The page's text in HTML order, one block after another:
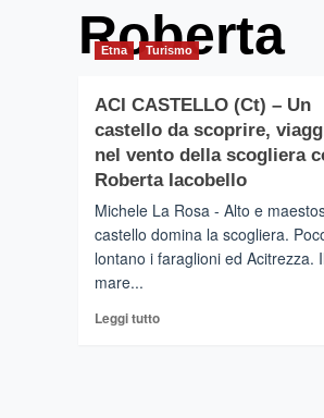
Roberta
Etna Turismo
ACI CASTELLO (Ct) – Un
castello da scoprire,
nel vento della scogliera
Roberta Iacobello
Michele La Rosa - Alto e
castello domina la scogliera.
lontano i faraglioni ed Acitrezza. Il
mare...
Leggi tuttoLeggi